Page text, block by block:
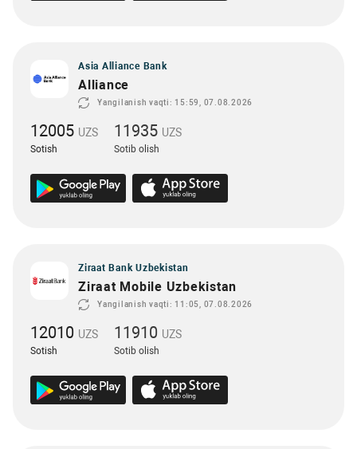
Asia Alliance Bank
Alliance
Yangilanish vaqti: 15:59, 07.08.2026
12005 UZS
Sotish
11935 UZS
Sotib olish
Ziraat Bank Uzbekistan
Ziraat Mobile Uzbekistan
Yangilanish vaqti: 11:05, 07.08.2026
12010 UZS
Sotish
11910 UZS
Sotib olish